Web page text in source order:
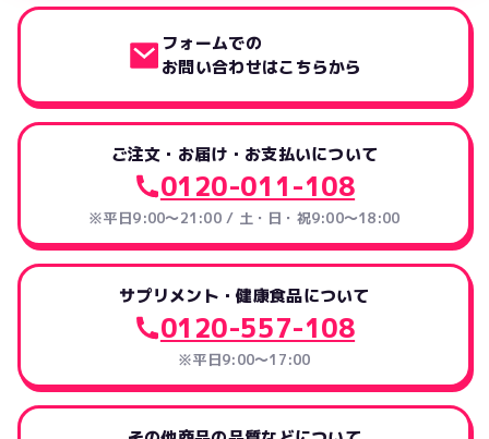
フォームでの
お問い合わせはこちらから
ご注文・お届け・お支払いについて
0120-011-108
※平日9:00～21:00 / 土・日・祝9:00～18:00
サプリメント・健康食品について
0120-557-108
※平日9:00～17:00